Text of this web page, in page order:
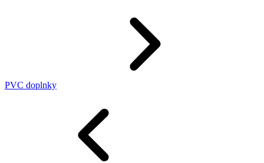
PVC doplnky